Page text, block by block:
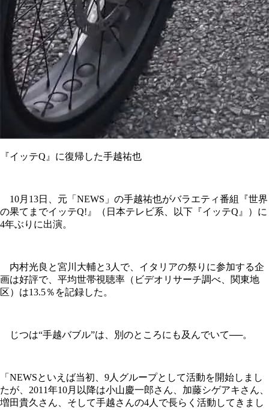
『イッテQ』に復帰した手越祐也
10月13日、元「NEWS」の手越祐也がバラエティ番組『世界
の果てまでイッテQ!』（日本テレビ系、以下『イッテQ』）に
4年ぶりに出演。
内村光良と宮川大輔と3人で、イタリアの祭りに参加する企
画は好評で、平均世帯視聴率（ビデオリサーチ調べ、関東地
区）は13.5％を記録した。
じつは“手越バブル”は、別のところにも及んでいて──。
「NEWSといえば当初、9人グループとして活動を開始しまし
たが、2011年10月以降は小山慶一郎さん、加藤シゲアキさん、
増田貴久さん、そして手越さんの4人で長らく活動してきまし